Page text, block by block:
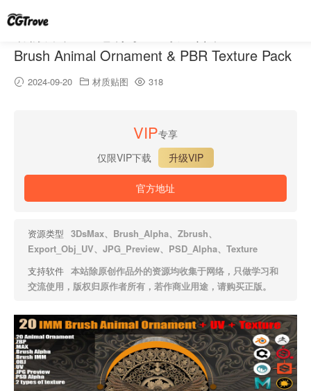
Brush Animal Ornament & PBR Texture Pack
2024-09-20 材质贴图 318
VIP专享
仅限VIP下载
升级VIP
官方地址
资源类型 3DsMax、Brush_Alpha、Zbrush、
Export_Obj_UV、JPG_Preview、PSD_Alpha、Texture
支持软件 本站除原创作品外的资源均收集于网络，只做学习和
交流使用，版权归原作者所有，若作商业用途，请购买正版。